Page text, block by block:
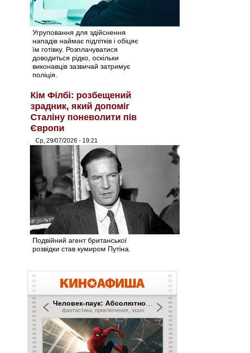
Угруповання для здійснення
нападів наймає підлітків і обіцяє
їм готівку. Розплачуватися
доводиться рідко, оскільки
виконавців зазвичай затримує
поліція.
Кім Філбі: розбещений
зрадник, який допоміг
Сталіну поневолити пів
Європи
Ср, 29/07/2026 - 19:21
Подвійний агент британської
розвідки став кумиром Путіна.